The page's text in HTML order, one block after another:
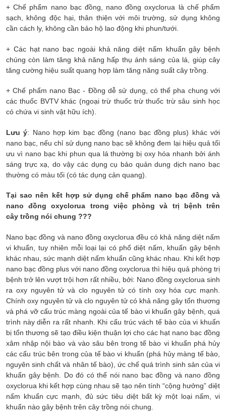
+ Chế phẩm nano bạc đồng, nano đồng oxyclorua là chế phẩm
sạch, không độc hại, thân thiện với môi trường, sử dụng không
cần cách ly, không cần bảo hộ lao động khi phun/tưới.
+ Các hạt nano bạc ngoài khả năng diệt nấm khuẩn gây bệnh
chúng còn làm tăng khả năng hấp thụ ánh sáng của lá, giúp cây
tăng cường hiệu suất quang hợp làm tăng năng suất cây trồng.
+ Chế phẩm nano Bạc - Đồng dễ sử dụng, có thể pha chung với
các thuốc BVTV khác (ngoại trừ thuốc trừ thuốc trừ sâu sinh học
có chứa vi sinh vật hữu ích).
Lưu ý: Nano hợp kim bạc đồng (nano bạc đồng plus) khác với
nano bạc, nếu chỉ sử dụng nano bạc sẽ không đem lại hiệu quả tối
ưu vì nano bạc khi phun qua lá thường bị oxy hóa nhanh bởi ánh
sáng trực xạ, do vậy các dụng cụ bảo quản dung dịch nano bạc
thường có màu tối (có tác dụng cản quang).
Tại sao nên kết hợp sử dụng chế phẩm nano bạc đồng và
nano đồng oxyclorua trong việc phòng và trị bệnh trên
cây trồng nói chung ???
Nano bạc đồng và nano đồng oxyclorua đều có khả năng diệt nấm
vi khuẩn, tuy nhiên mỗi loại lại có phổ diệt nấm, khuẩn gây bệnh
khác nhau, sức mạnh diệt nấm khuẩn cũng khác nhau. Khi kết hợp
nano bạc đồng plus với nano đồng oxyclorua thì hiệu quả phòng trị
bệnh trở lên vượt trội hơn rất nhiều, bởi: Nano đồng oxyclorua sinh
ra oxy nguyên tử và clo nguyên tử có tính oxy hóa cực mạnh.
Chính oxy nguyên tử và clo nguyên tử có khả năng gây tổn thương
và phá vỡ cấu trúc màng ngoài của tế bào vi khuẩn gây bệnh, quá
trình này diễn ra rất nhanh. Khi cấu trúc vách tế bào của vi khuẩn
bị tổn thương sẽ tạo điều kiện thuận lợi cho các hạt nano bạc đồng
xâm nhập nội bào và vào sâu bên trong tế bào vi khuẩn phá hủy
các cấu trúc bên trong của tế bào vi khuẩn (phá hủy màng tế bào,
nguyên sinh chất và nhân tế bào), ức chế quá trình sinh sản của vi
khuẩn gây bệnh. Do đó có thể nói nano bạc đồng và nano đồng
oxyclorua khi kết hợp cùng nhau sẽ tạo nên tính “cộng hưởng” diệt
nấm khuẩn cực mạnh, đủ sức tiêu diệt bất kỳ một loại nấm, vi
khuẩn nào gây bệnh trên cây trồng nói chung.